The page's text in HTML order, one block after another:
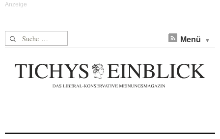
Suche nach: Menü